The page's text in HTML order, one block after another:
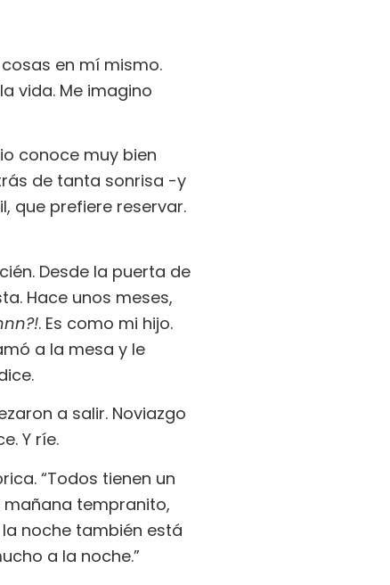
en mí mismo.
vida. Me imagino
conoce muy bien
de tanta sonrisa -y
que prefiere reservar.
Desde la puerta de
Hace unos meses,
. Es como mi hijo.
a la mesa y le
a salir. Noviazgo
Y ríe.
“Todos tienen un
mañana tempranito,
noche también está
a la noche.”